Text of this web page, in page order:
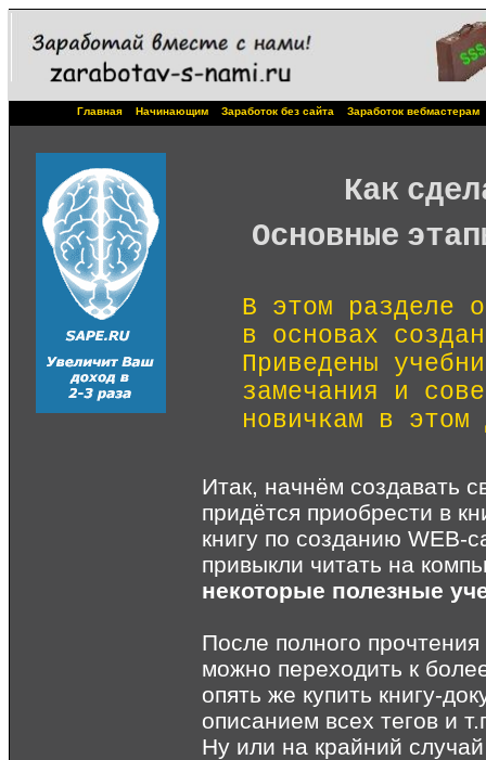
Главная Начинающим Заработок без сайта Заработок вебмастерам
Как
Основные
В этом разделе
в основах
Приведены
замечания и
новичкам в этом
Итак, начнём создавать
придётся приобрести в
книгу по созданию WEB-
привыкли читать на
некоторые полезные
После полного
можно переходить к
опять же купить книгу-
описанием всех тегов и
Ну или на крайний